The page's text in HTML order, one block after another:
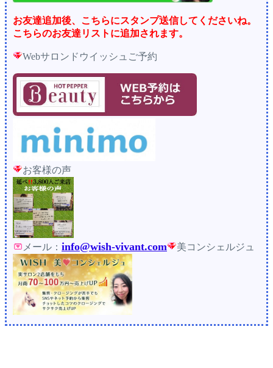
お友達追加後、こちらにスタンプ送信してくださいね。
こちらのお友達リストに追加されます。
Webサロンドウイッシュご予約
お客様の声
メール： info@wish-vivant.com 美コンシェルジュ